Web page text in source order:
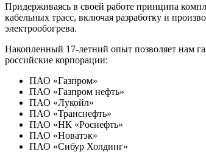
Придерживаясь в своей работе принципа
кабельных трасс, включая разработку и
электрообогрева.
Накопленный 17-летний опыт позволяет нам
российские корпорации:
ПАО «Газпром»
ПАО «Газпром нефть»
ПАО «Лукойл»
ПАО «Транснефть»
ПАО «НК «Роснефть»
ПАО «Новатэк»
ПАО «Сибур Холдинг»